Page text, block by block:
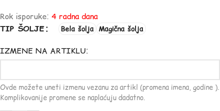
Rok isporuke: 4 radna dana
TIP ŠOLJE
Bela šolja Magična šolja
IZMENE NA ARTIKLU:
Ovde možete uneti izmenu vezanu za artikl (promena imena, godine ).
Komplikovanije promene se naplaćuju dadatno.